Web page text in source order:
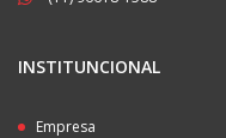
INSTITUNCIONAL
Empresa